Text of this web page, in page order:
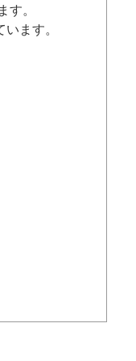
す。
ます。